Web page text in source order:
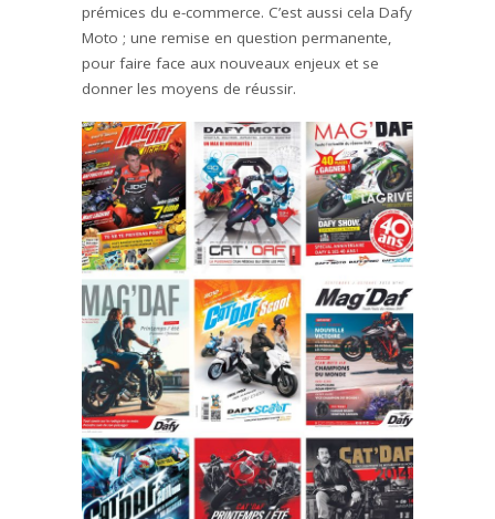
prémices du e-commerce. C’est aussi cela Dafy
Moto ; une remise en question permanente,
pour faire face aux nouveaux enjeux et se
donner les moyens de réussir.